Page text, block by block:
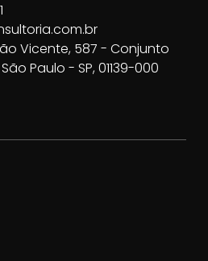
Vicente, 587 - Conjunto
Paulo - SP, 01139-000